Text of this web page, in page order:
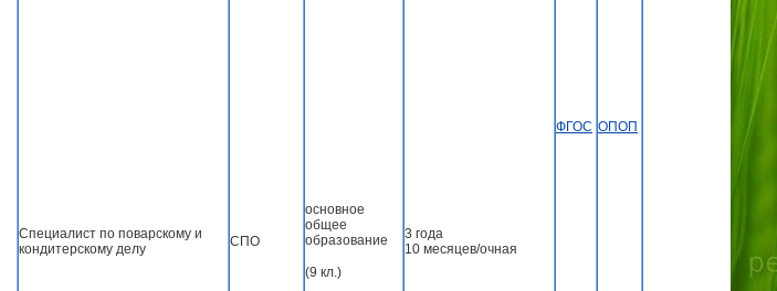
Специалист по поварскому и
кондитерскому делу
СПО
основное
общее
образование
(9 кл.)
3 года
10 месяцев/очная
ФГОС ОПОП